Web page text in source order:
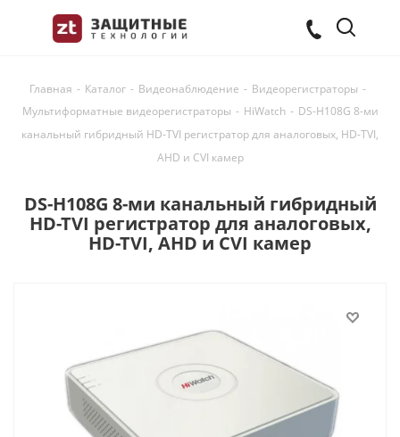
Главная - Каталог - Видеонаблюдение - Видеорегистраторы -
Мультиформатные видеорегистраторы - HiWatch - DS-H108G 8-ми
канальный гибридный HD-TVI регистратор для аналоговых, HD-TVI,
AHD и CVI камер
DS-H108G 8-ми канальный гибридный
HD-TVI регистратор для аналоговых,
HD-TVI, AHD и CVI камер